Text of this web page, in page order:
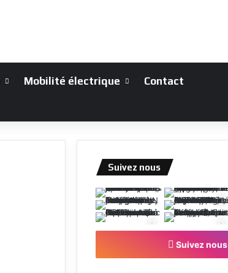
Mobilité électrique Contact
Suivez nous
Suivez nous